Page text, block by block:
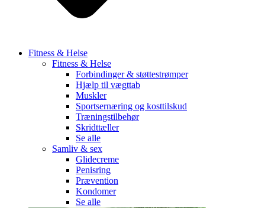
Fitness & Helse
Fitness & Helse
Forbindinger & støttestrømper
Hjælp til vægttab
Muskler
Sportsernæring og kosttilskud
Træningstilbehør
Skridttæller
Se alle
Samliv & sex
Glidecreme
Penisring
Prævention
Kondomer
Se alle